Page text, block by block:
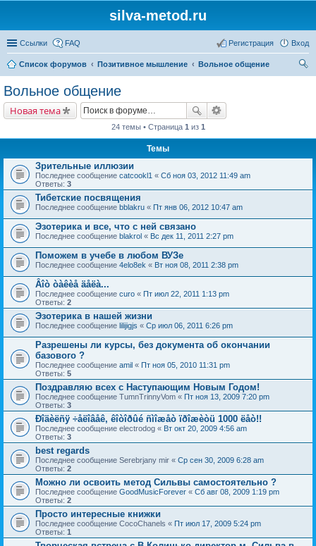
silva-metod.ru
Ссылки FAQ Вход
Регистрация
Список форумов Позитивное мышление
Вольное общение
Вольное общение
Новая тема
24 темы • Страница 1 из 1
Темы
Зрительные иллюзии
Последнее сообщение catcookl1 « Сб ноя 03, 2012 11:49 am
Ответы: 3
Тибетские посвящения
Последнее сообщение bblakru « Пт янв 06, 2012 10:47 am
Эзотерика и все, что с ней связано
Последнее сообщение blakrol « Вс дек 11, 2011 2:27 pm
Поможем в учебе в любом ВУЗе
Последнее сообщение 4elo8ek « Вт ноя 08, 2011 2:38 pm
Âîò òàêèå äåëà...
Последнее сообщение curo « Пт июл 22, 2011 1:13 pm
Ответы: 2
Эзотерика в нашей жизни
Последнее сообщение lilijigjs « Ср июл 06, 2011 6:26 pm
Разрешены ли курсы, без документа об окончании
базового ?
Последнее сообщение amil « Пт ноя 05, 2010 11:31 pm
Ответы: 5
Поздравляю всех с Наступающим Новым Годом!
Последнее сообщение TumnTrinnyVom « Пт ноя 13, 2009 7:20 pm
Ответы: 3
Ðîäèëñÿ ÷åëîâåê, êîòîðûé ñìîæåò ïðîæèòü 1000 ëåò!!
Последнее сообщение electrodog « Вт окт 20, 2009 4:56 am
Ответы: 3
best regards
Последнее сообщение Serebrjany mir « Ср сен 30, 2009 6:28 am
Ответы: 2
Можно ли освоить метод Сильвы самостоятельно ?
Последнее сообщение GoodMusicForever « Сб авг 08, 2009 1:19 pm
Ответы: 2
Просто интересные книжки
Последнее сообщение CocoChanels « Пт июл 17, 2009 5:24 pm
Ответы: 1